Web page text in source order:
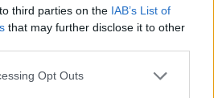
third parties on the IAB’s List of
that may further disclose it to other
Opt Outs
hírarchívumához